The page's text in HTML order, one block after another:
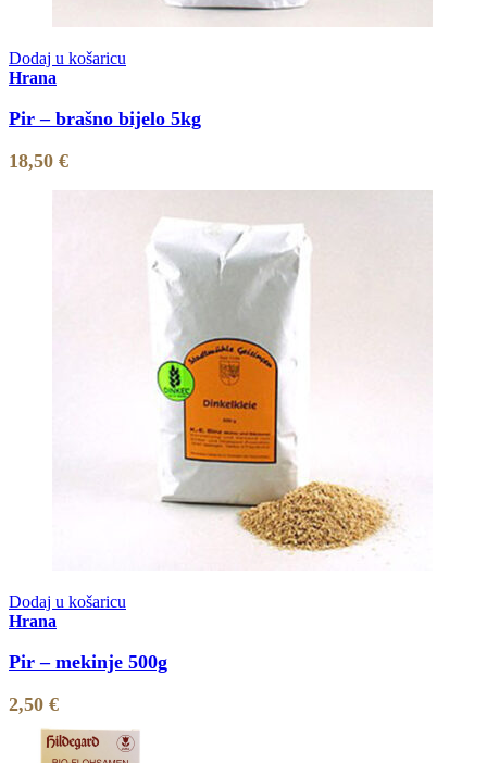
Dodaj u košaricu
Hrana
Pir – brašno bijelo 5kg
18,50 €
Dodaj u košaricu
Hrana
Pir – mekinje 500g
2,50 €